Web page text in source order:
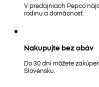
V predajniach Pepco
rodinu a domácnosť.
Nakupujte bez obáv
Do 30 dní môžete
Slovensku.